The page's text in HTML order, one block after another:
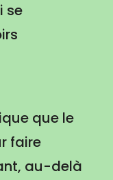
se
que le
faire
au-delà